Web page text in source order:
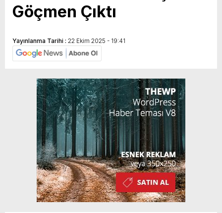
Göçmen Çıktı
Yayınlanma Tarihi : 22 Ekim 2025 - 19:41